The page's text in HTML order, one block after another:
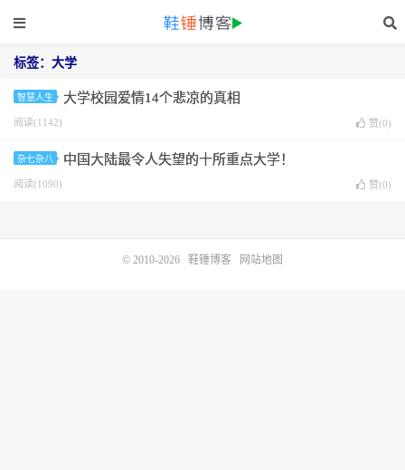
标签：大学
智慧人生 大学校园爱情14个悲凉的真相
阅读(1142) 赞(0)
杂七杂八 中国大陆最令人失望的十所重点大学！
阅读(1090) 赞(0)
© 2010-2026 鞋锤博客 网站地图